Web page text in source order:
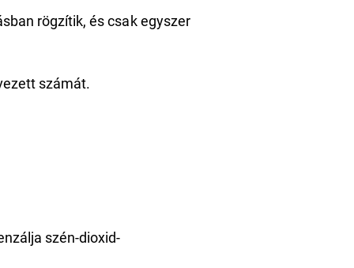
rögzítik, és csak egyszer
számát.
szén-dioxid-